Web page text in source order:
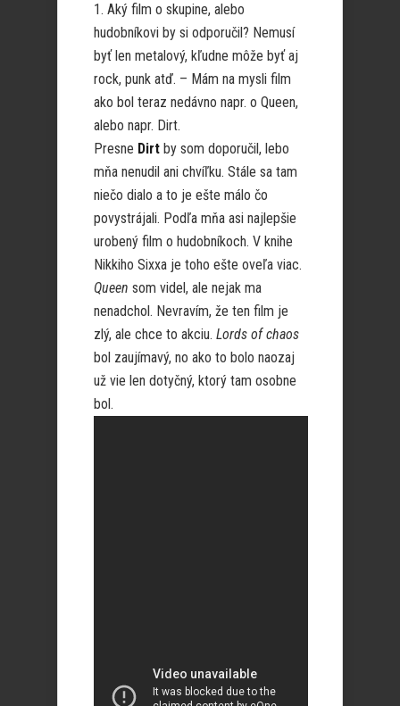
1. Aký film o skupine, alebo
hudobníkovi by si odporučil? Nemusí
byť len metalový, kľudne môže byť aj
rock, punk atď. – Mám na mysli film
ako bol teraz nedávno napr. o Queen,
alebo napr. Dirt.
Presne Dirt by som doporučil, lebo
mňa nenudil ani chvíľku. Stále sa tam
niečo dialo a to je ešte málo čo
povystrájali. Podľa mňa asi najlepšie
urobený film o hudobníkoch. V knihe
Nikkiho Sixxa je toho ešte oveľa viac.
Queen som videl, ale nejak ma
nenadchol. Nevravím, že ten film je
zlý, ale chce to akciu. Lords of chaos
bol zaujímavý, no ako to bolo naozaj
už vie len dotyčný, ktorý tam osobne
bol.